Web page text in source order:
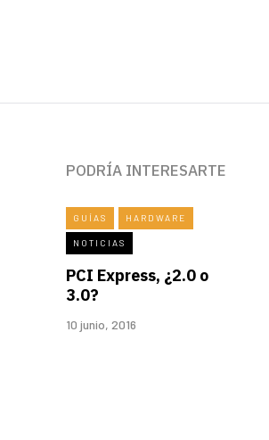
PODRÍA INTERESARTE
GUÍAS HARDWARE
NOTICIAS
PCI Express, ¿2.0 o
3.0?
10 junio, 2016